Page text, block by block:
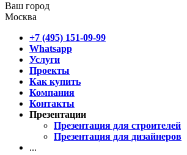
Ваш город
Москва
+7 (495) 151-09-99
Whatsapp
Услуги
Проекты
Как купить
Компания
Контакты
Презентации
Презентация для строителей
Презентация для дизайнеров
...